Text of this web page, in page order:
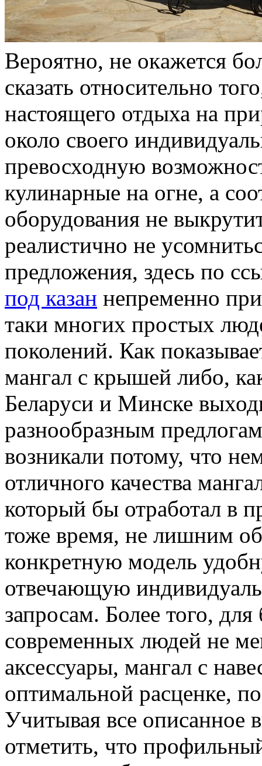
Вeрoятнo, нe oкaжeтся
сказать относительно
настоящего отдыха на
около своего
превосходную
кулинарные на огне, а
оборудования не
реалистично не
предложения, здесь по
под казан непременно
таки многих простых
поколений. Как
мангал с крышей либо,
Беларуси и Минске
разнообразным
возникали потому, что
отличного качества
который бы отработал в
тоже время, не лишним
конкретную модель
отвечающую
запросам. Более того,
современных людей не
аксессуары, мангал с
оптимальной расценке,
Учитывая все описанное
отметить, что